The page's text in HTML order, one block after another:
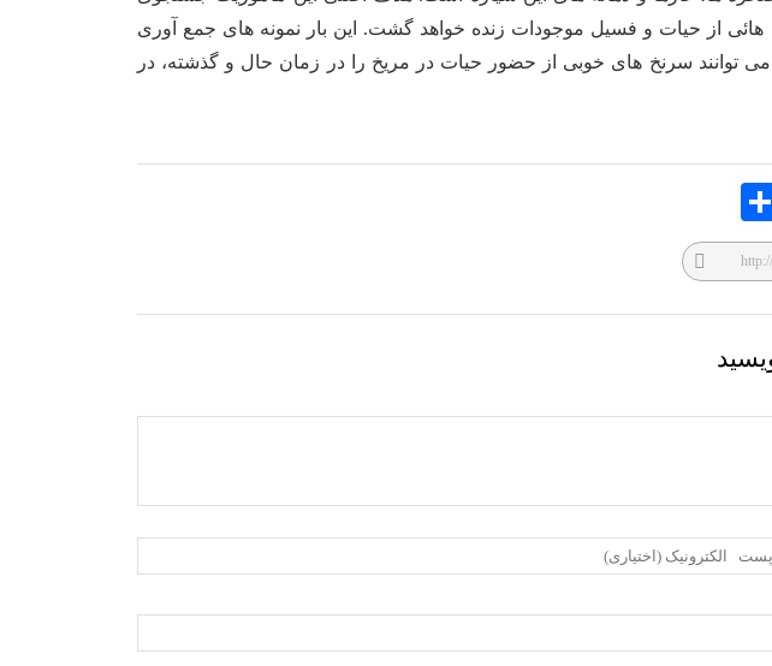
به دنبال نشانه هائی از حیات و فسیل موجودات زنده خواهد گشت. این بار نمونه های جمع آوری
می توانند سرنخ های خوبی از حضور حیات در مریخ را در زمان حال و گذشته، در
r